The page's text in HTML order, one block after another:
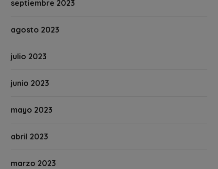
septiembre 2023
agosto 2023
julio 2023
junio 2023
mayo 2023
abril 2023
marzo 2023